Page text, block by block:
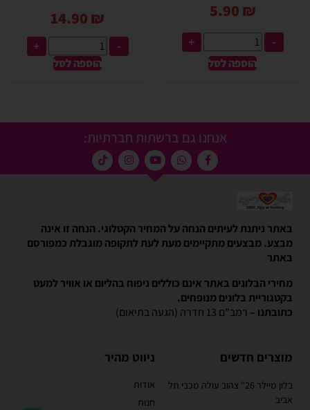
5.90 ₪
-
+
הוספה לסל
14.90 ₪
-
+
הוספה לסל
אנחנו גם ברשתות חברתיות:
באתר ניתנת לעיתים הנחה על המחיר הקטלוגי. הנחה זו אינה
מבצע. מבצעים מתקיימים מעת לעת לתקופה מוגבלת כמפורסם
באתר
מחירי הבלונים באתר אינם כוללים ניפוח בהליום או אוויר למעט
בקטגוריית בלונים מנופחים.
כתובתנו – רמב"ם 13 חדרה (הגעה בתיאום)
מוצרים חדשים
בלון מיילר 26" צהוב עולה מכבי תל
אביב
ניווט מהיר
אודות
חנות